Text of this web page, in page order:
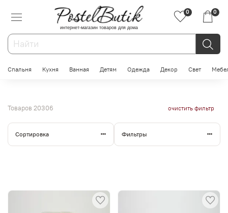
интернет-магазин товаров для дома
0 0
Спальня Кухня Ванная Детям Одежда Декор Свет
Товаров 20306 очистить фильтр
Сортировка Фильтры